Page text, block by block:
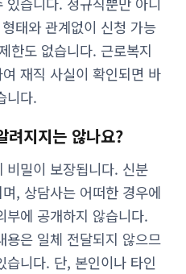
태와 관계없이 신청 가능
한도 없습니다. 근로복지
재직 사실이 확인되면 바
니다.
려지지는 않나요?
비밀이 보장됩니다. 신분
, 상담사는 어떠한 경우에
부에 공개하지 않습니다.
용은 일체 전달되지 않으므
습니다. 단, 본인이나 타인